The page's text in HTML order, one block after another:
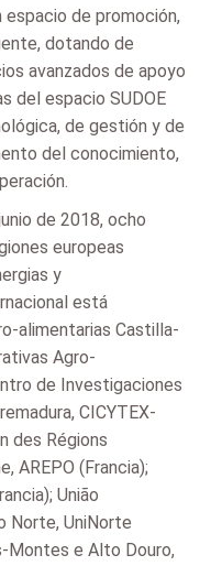
de promoción,
dotando de
avanzados de apoyo
del espacio SUDOE
de gestión y de
del conocimiento,
de 2018, ocho
europeas
y
está
alimentarias Castilla-
Agro-
de Investigaciones
CICYTEX-
des Régions
AREPO (Francia);
União
Norte, UniNorte
Montes e Alto Douro,